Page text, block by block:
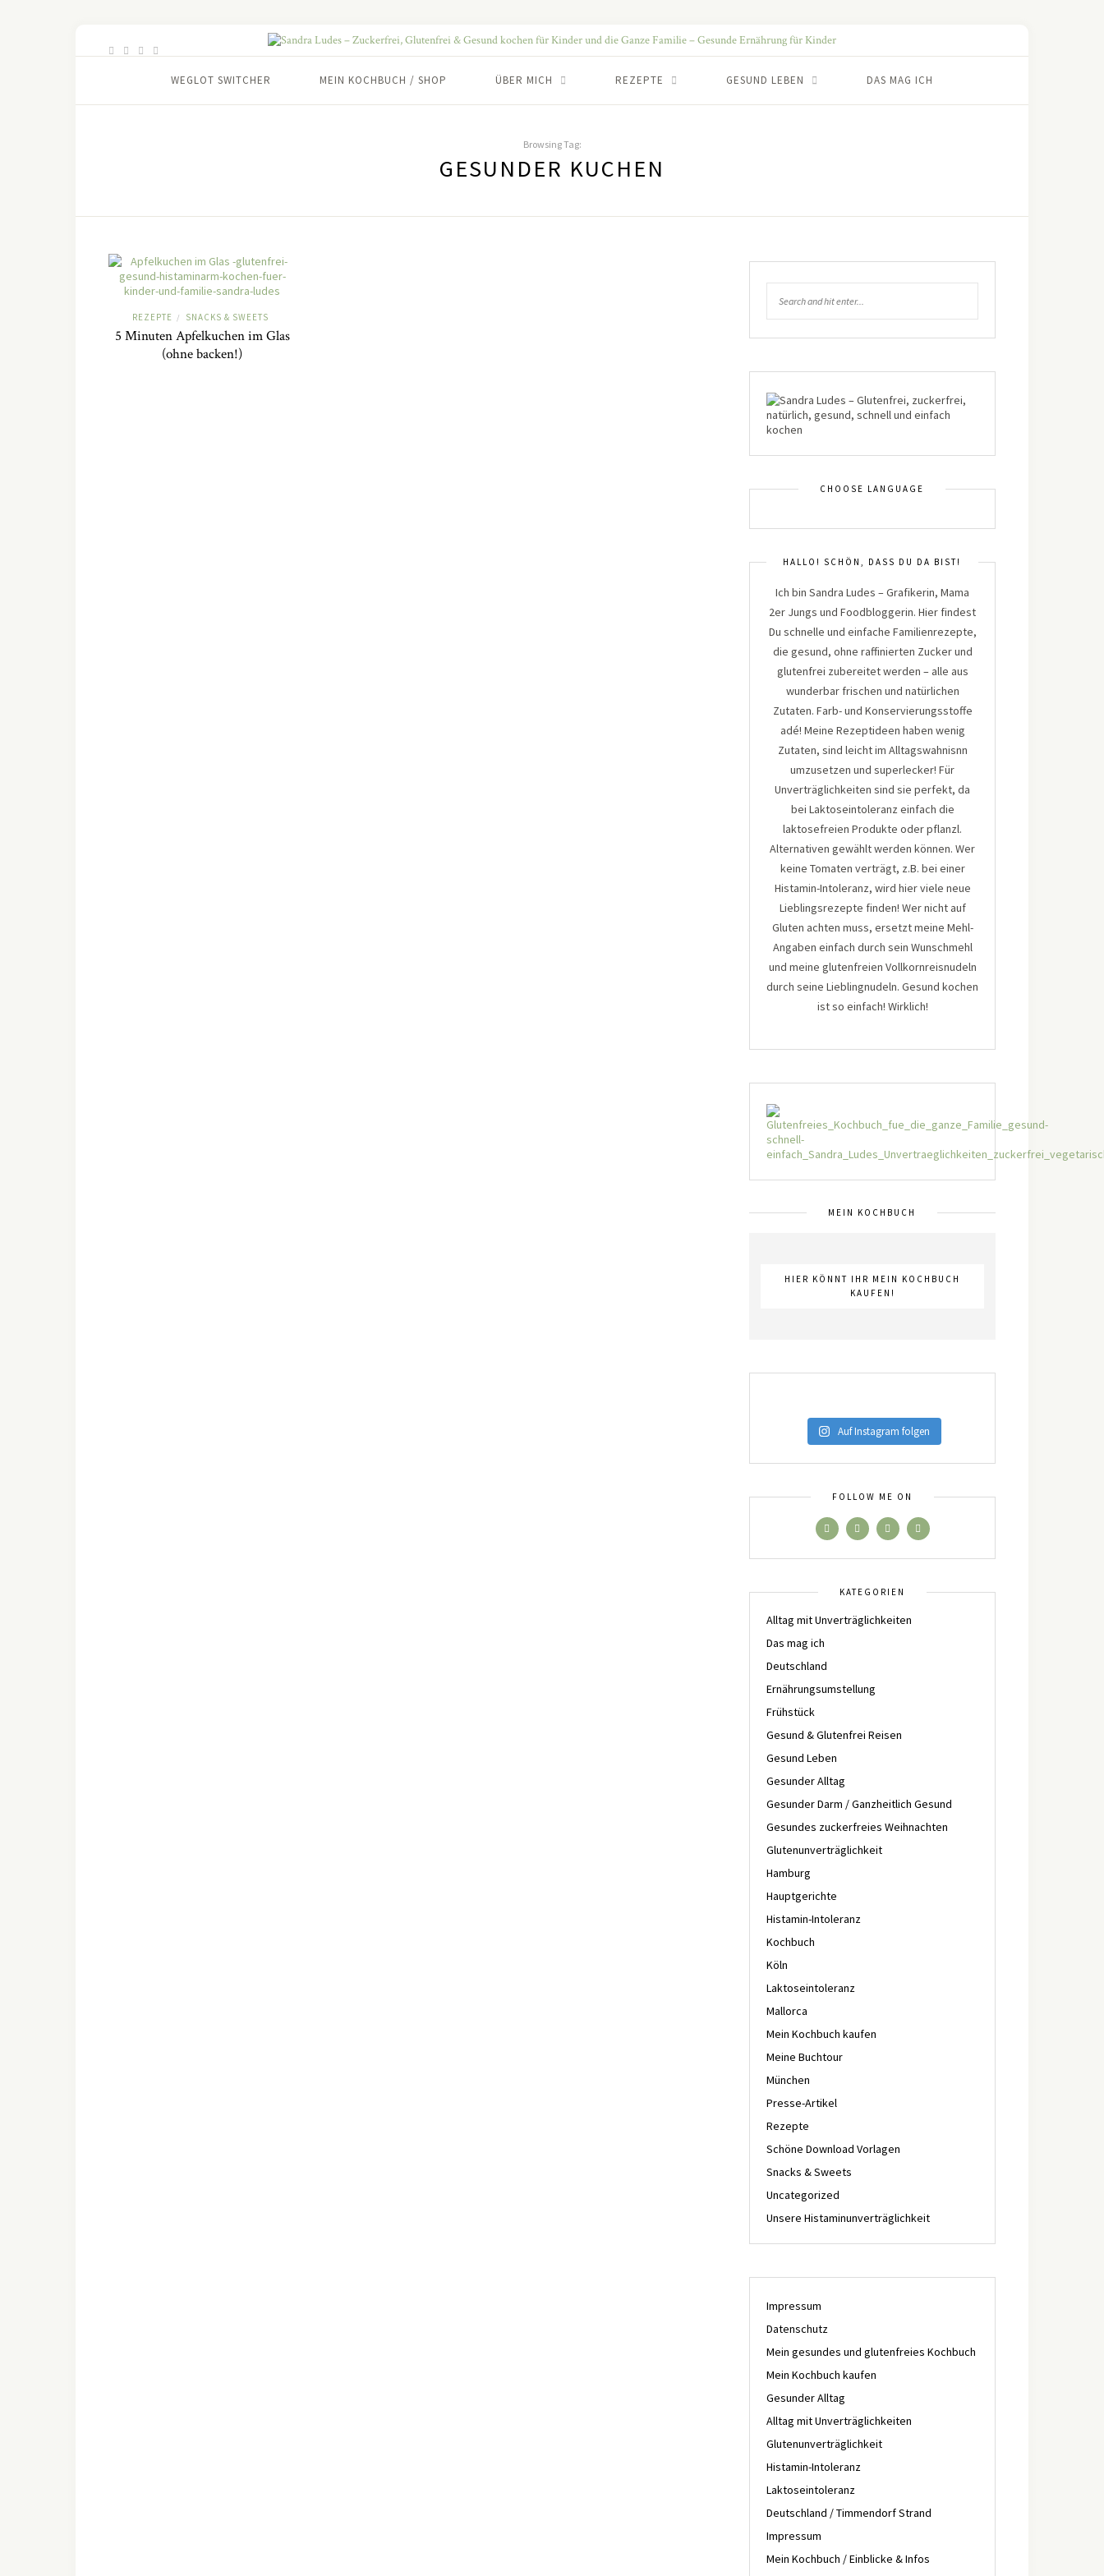
WEGLOT SWITCHER MEIN KOCHBUCH / SHOP ÜBER MICH REZEPTE GESUND LEBEN DAS MAG ICH
Browsing Tag:
GESUNDER KUCHEN
REZEPTE / SNACKS & SWEETS
5 Minuten Apfelkuchen im Glas
(ohne backen!)
CHOOSE LANGUAGE
HALLO! SCHÖN, DASS DU DA BIST!
Ich bin Sandra Ludes – Grafikerin, Mama
2er Jungs und Foodbloggerin. Hier findest
Du schnelle und einfache Familienrezepte,
die gesund, ohne raffinierten Zucker und
glutenfrei zubereitet werden – alle aus
wunderbar frischen und natürlichen
Zutaten. Farb- und Konservierungsstoffe
adé! Meine Rezeptideen haben wenig
Zutaten, sind leicht im Alltagswahnisnn
umzusetzen und superlecker! Für
Unverträglichkeiten sind sie perfekt, da
bei Laktoseintoleranz einfach die
laktosefreien Produkte oder pflanzl.
Alternativen gewählt werden können. Wer
keine Tomaten verträgt, z.B. bei einer
Histamin-Intoleranz, wird hier viele neue
Lieblingsrezepte finden! Wer nicht auf
Gluten achten muss, ersetzt meine Mehl-
Angaben einfach durch sein Wunschmehl
und meine glutenfreien Vollkornreisnudeln
durch seine Lieblingnudeln. Gesund kochen
ist so einfach! Wirklich!
MEIN KOCHBUCH
HIER KÖNNT IHR MEIN KOCHBUCH
KAUFEN!
Auf Instagram folgen
FOLLOW ME ON
KATEGORIEN
Alltag mit Unverträglichkeiten
Das mag ich
Deutschland
Ernährungsumstellung
Frühstück
Gesund & Glutenfrei Reisen
Gesund Leben
Gesunder Alltag
Gesunder Darm / Ganzheitlich Gesund
Gesundes zuckerfreies Weihnachten
Glutenunverträglichkeit
Hamburg
Hauptgerichte
Histamin-Intoleranz
Kochbuch
Köln
Laktoseintoleranz
Mallorca
Mein Kochbuch kaufen
Meine Buchtour
München
Presse-Artikel
Rezepte
Schöne Download Vorlagen
Snacks & Sweets
Uncategorized
Unsere Histaminunverträglichkeit
Impressum
Datenschutz
Mein gesundes und glutenfreies Kochbuch
Mein Kochbuch kaufen
Gesunder Alltag
Alltag mit Unverträglichkeiten
Glutenunverträglichkeit
Histamin-Intoleranz
Laktoseintoleranz
Deutschland / Timmendorf Strand
Impressum
Mein Kochbuch / Einblicke & Infos